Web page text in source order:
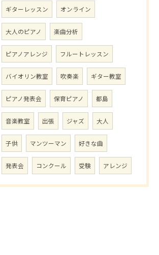
ギターレッスン オンライン
大人のピアノ 楽曲分析
ピアノアレンジ フルートレッスン
バイオリン教室 吹奏楽 ギター教室
ピアノ発表会 保育ピアノ 都島
音楽教室 出張 ジャズ 大人
子供 マンツーマン 好きな曲
発表会 コンクール 受験 アレンジ